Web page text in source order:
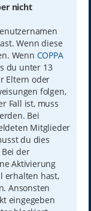
nicht
Wenn diese
Wenn COPPA
du unter 13
Eltern oder
folgen,
Fall ist, muss
Bei
Mitglieder
du dies
der
Aktivierung
erhalten hast,
Ansonsten
eingegeben